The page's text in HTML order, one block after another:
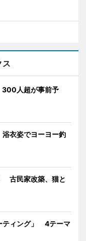
ス
人超が事前予
衣姿でヨーヨー釣
古民家改築、猫と
ティング」 4テーマ